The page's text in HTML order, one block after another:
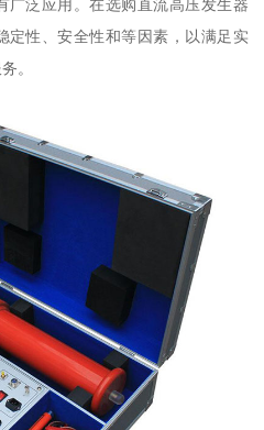
广泛应用。在选购直流高压发生器
定性、安全性和等因素，以满足实
。